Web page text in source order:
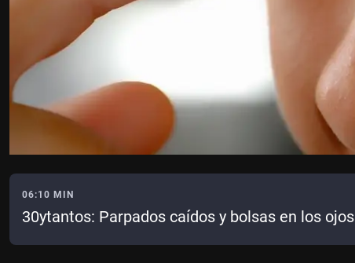
06:10 MIN
30ytantos: Parpados caídos y bolsas en los ojos